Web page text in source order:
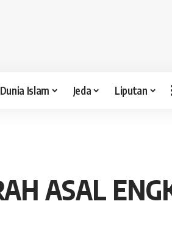
Dunia Islam Jeda Liputan
ASAL